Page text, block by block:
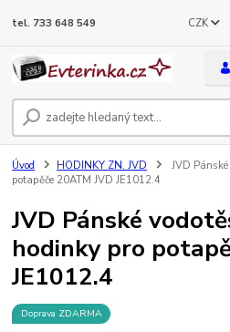
CZK
tel. 733 648 549
Úvod HODINKY ZN. JVD
JVD Pánské
potapěče 20ATM JVD JE1012.4
JVD Pánské
hodinky pro
JE1012.4
Doprava ZDARMA